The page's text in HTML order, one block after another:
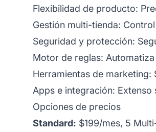
Flexibilidad de producto:
Gestión multi-tienda:
Seguridad y protección:
Motor de reglas:
Herramientas de marketing:
Apps e integración:
Opciones de precios
Standard: $199/mes, 5